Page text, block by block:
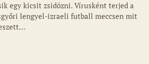
egy kicsit zsidózni. Vírusként terjed a
lengyel-izraeli futball meccsen mit